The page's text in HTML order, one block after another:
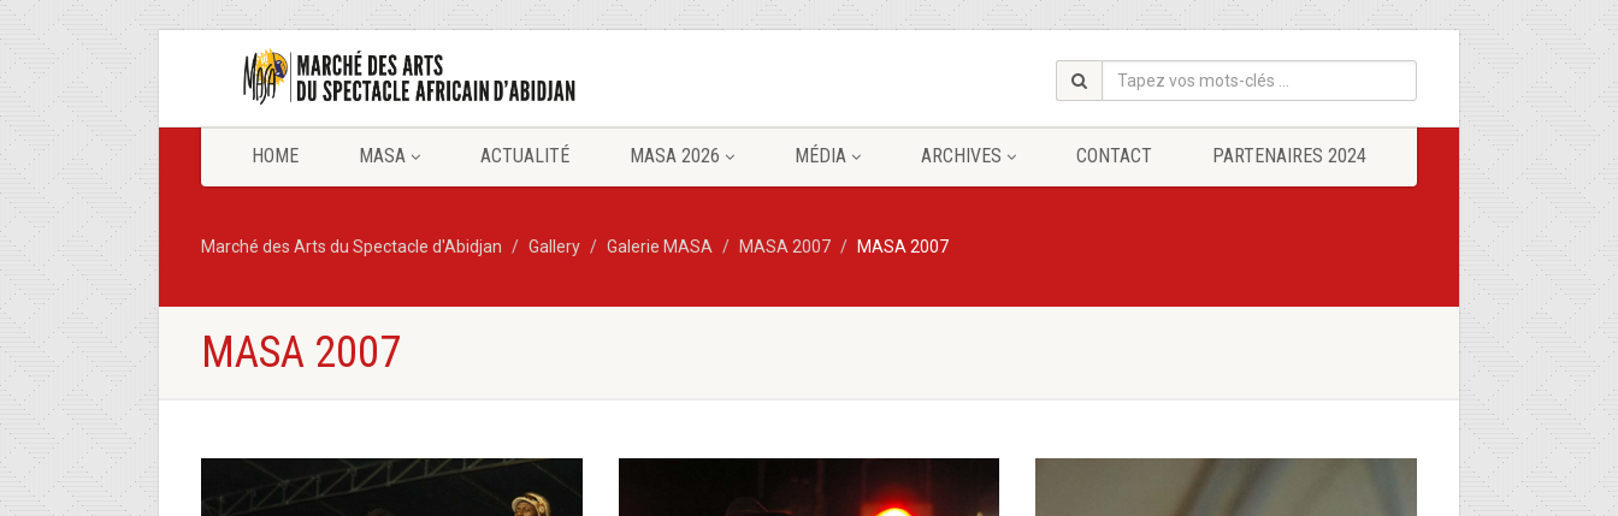
HOME MASA ACTUALITÉ MASA 2026 MÉDIA ARCHIVES CONTACT PARTENAIRES 2024
Marché des Arts du Spectacle d'Abidjan Gallery Galerie MASA MASA 2007 MASA 2007
MASA 2007